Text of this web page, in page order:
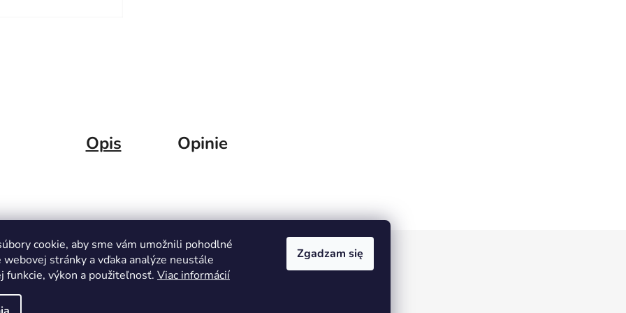
cookie, aby sme vám umožnili pohodlné
stránky a vďaka analýze neustále
funkcie, výkon a použiteľnosť. Viac informácií
Zgadzam się
Opis Opinie
omtech